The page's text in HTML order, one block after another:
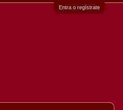
Entra o regístrate